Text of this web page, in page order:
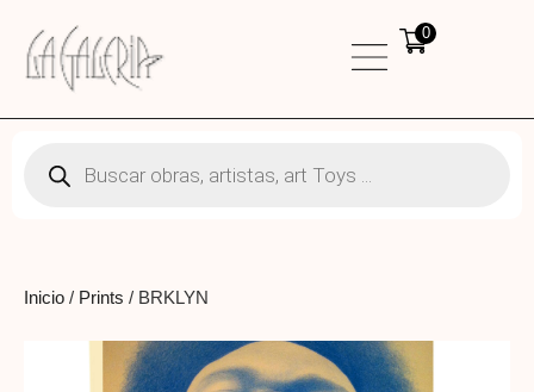
0
Inicio / Prints / BRKLYN